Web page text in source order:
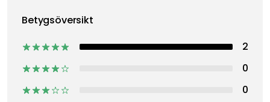
Betygsöversikt
2
0
0